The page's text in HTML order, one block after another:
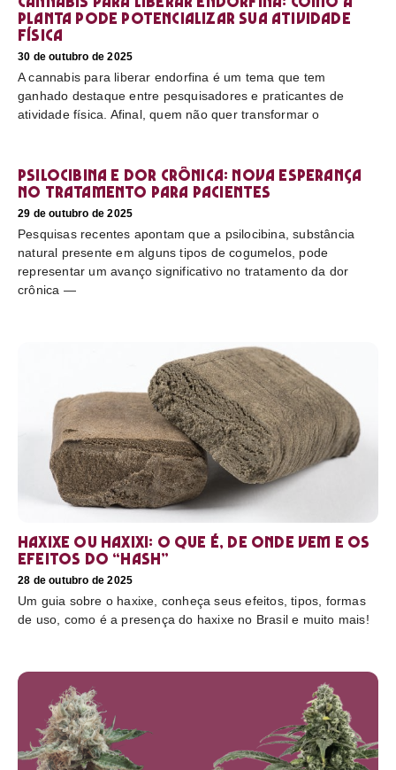
planta pode potencializar sua atividade
física
30 de outubro de 2025
A cannabis para liberar endorfina é um tema que tem
ganhado destaque entre pesquisadores e praticantes de
atividade física. Afinal, quem não quer transformar o
Psilocibina e dor crônica: nova esperança
no tratamento para pacientes
29 de outubro de 2025
Pesquisas recentes apontam que a psilocibina, substância
natural presente em alguns tipos de cogumelos, pode
representar um avanço significativo no tratamento da dor
crônica —
Haxixe ou Haxixi: o que é, de onde vem e os
efeitos do “hash”
28 de outubro de 2025
Um guia sobre o haxixe, conheça seus efeitos, tipos, formas
de uso, como é a presença do haxixe no Brasil e muito mais!